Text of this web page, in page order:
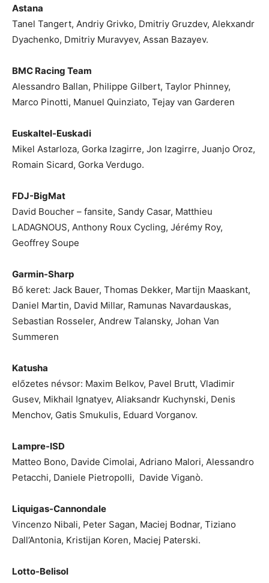
Astana
Tanel Tangert, Andriy Grivko, Dmitriy Gruzdev, Alekxandr
Dyachenko, Dmitriy Muravyev, Assan Bazayev.
BMC Racing Team
Alessandro Ballan, Philippe Gilbert, Taylor Phinney,
Marco Pinotti, Manuel Quinziato, Tejay van Garderen
Euskaltel-Euskadi
Mikel Astarloza, Gorka Izagirre, Jon Izagirre, Juanjo Oroz,
Romain Sicard, Gorka Verdugo.
FDJ-BigMat
David Boucher – fansite, Sandy Casar, Matthieu
LADAGNOUS, Anthony Roux Cycling, Jérémy Roy,
Geoffrey Soupe
Garmin-Sharp
Bő keret: Jack Bauer, Thomas Dekker, Martijn Maaskant,
Daniel Martin, David Millar, Ramunas Navardauskas,
Sebastian Rosseler, Andrew Talansky, Johan Van
Summeren
Katusha
előzetes névsor: Maxim Belkov, Pavel Brutt, Vladimir
Gusev, Mikhail Ignatyev, Aliaksandr Kuchynski, Denis
Menchov, Gatis Smukulis, Eduard Vorganov.
Lampre-ISD
Matteo Bono, Davide Cimolai, Adriano Malori, Alessandro
Petacchi, Daniele Pietropolli, Davide Viganò.
Liquigas-Cannondale
Vincenzo Nibali, Peter Sagan, Maciej Bodnar, Tiziano
Dall’Antonia, Kristijan Koren, Maciej Paterski.
Lotto-Belisol